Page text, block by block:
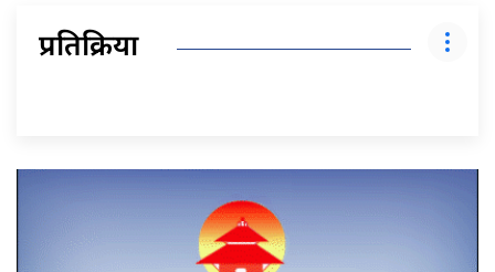
प्रतिक्रिया